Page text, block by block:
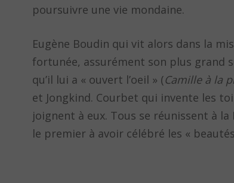
poursuivre une vie mondaine.
Eugène Boudin qui vit alors dans la
fortunée, assurément son plus grand
qu’il lui a « ouvert l’oeil » (Camille à la
et Jongkind. Courbet qui invente les
joignent à eux. Tous se réunissent à
le premier à avoir célébré les «